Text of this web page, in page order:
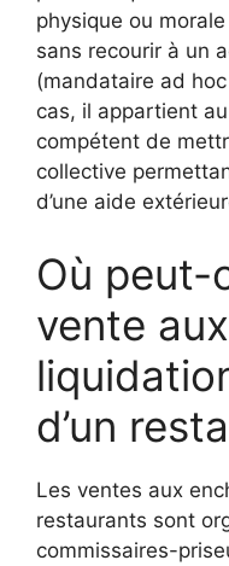
physique ou
sans recourir à un
(mandataire ad
cas, il appartient
compétent de
collective
d’une aide
Où peut-
vente
d’un
Les ventes aux
restaurants sont
commissaires-